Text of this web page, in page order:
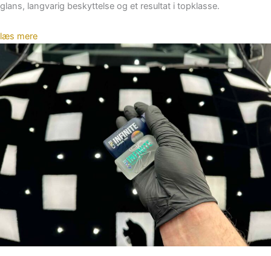
glans, langvarig beskyttelse og et resultat i topklasse.
læs mere